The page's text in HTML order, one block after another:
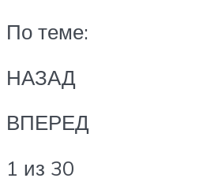
По теме:
НАЗАД
ВПЕРЕД
1 из 30